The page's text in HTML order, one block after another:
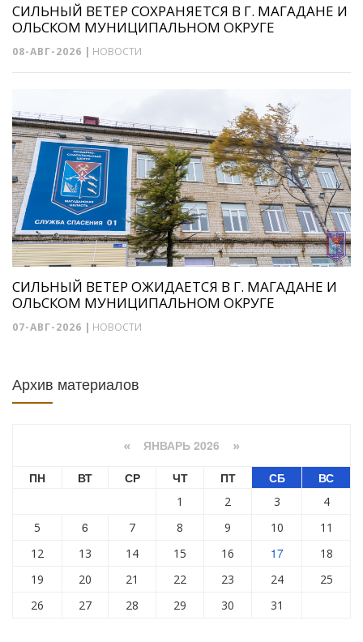
СИЛЬНЫЙ ВЕТЕР СОХРАНЯЕТСЯ В Г. МАГАДАНЕ И
ОЛЬСКОМ МУНИЦИПАЛЬНОМ ОКРУГЕ
08-АВГ-2026 | НОВОСТИ
СИЛЬНЫЙ ВЕТЕР ОЖИДАЕТСЯ В Г. МАГАДАНЕ И
ОЛЬСКОМ МУНИЦИПАЛЬНОМ ОКРУГЕ
07-АВГ-2026 | НОВОСТИ
Архив материалов
« ЯНВАРЬ 2026 »
ПН ВТ СР ЧТ ПТ СБ ВС
1 2 3
4
5
6 7 8 9 10
11
12
13 14 15 16 17
18
19
20 21 22 23 24
25
26
27 28 29 30 31